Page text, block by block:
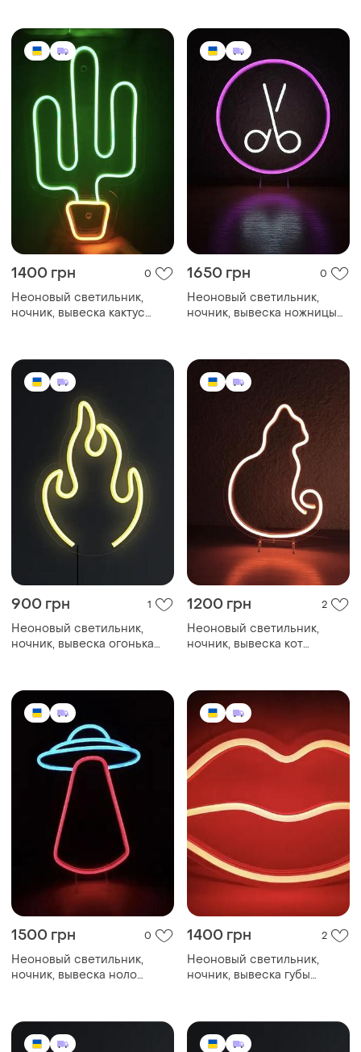
1400 грн 0
Неоновый светильник,
ночник, вывеска кактус
1650 грн 0
Неоновый светильник,
ночник, вывеска ножницы
900 грн 1
Неоновый светильник,
ночник, вывеска огонька
1200 грн 2
Неоновый светильник,
ночник, вывеска кот
1500 грн 0
Неоновый светильник,
ночник, вывеска ноло
1400 грн 2
Неоновый светильник,
ночник, вывеска губы